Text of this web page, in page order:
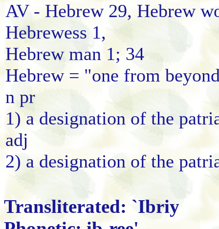
AV - Hebrew 29, Hebrew
Hebrewess 1,
Hebrew man 1; 34
Hebrew = "one from
n pr
1) a designation of the
adj
2) a designation of the
Transliterated: `Ibriy